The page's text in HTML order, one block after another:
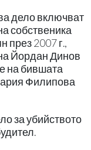
дело включват
собственика
през 2007 г.,
Йордан Динов
на бившата
Филипова
за убийството